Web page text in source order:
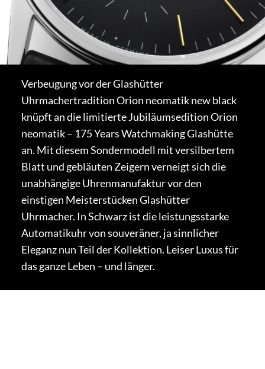
Verbeugung vor der Glashütter
Uhrmachertradition Orion neomatik new black
knüpft an die limitierte Jubiläumsedition Orion
neomatik – 175 Years Watchmaking Glashütte
an. Mit diesem Sondermodell mit versilbertem
Blatt und gebläuten Zeigern verneigt sich die
unabhängige Uhrenmanufaktur vor den
einstigen Meisterstücken Glashütter
Uhrmacher. In Schwarz ist die leistungsstarke
Automatikuhr von souveräner, ja sinnlicher
Eleganz nun Teil der Kollektion. Leiser Luxus für
das ganze Leben – und länger.